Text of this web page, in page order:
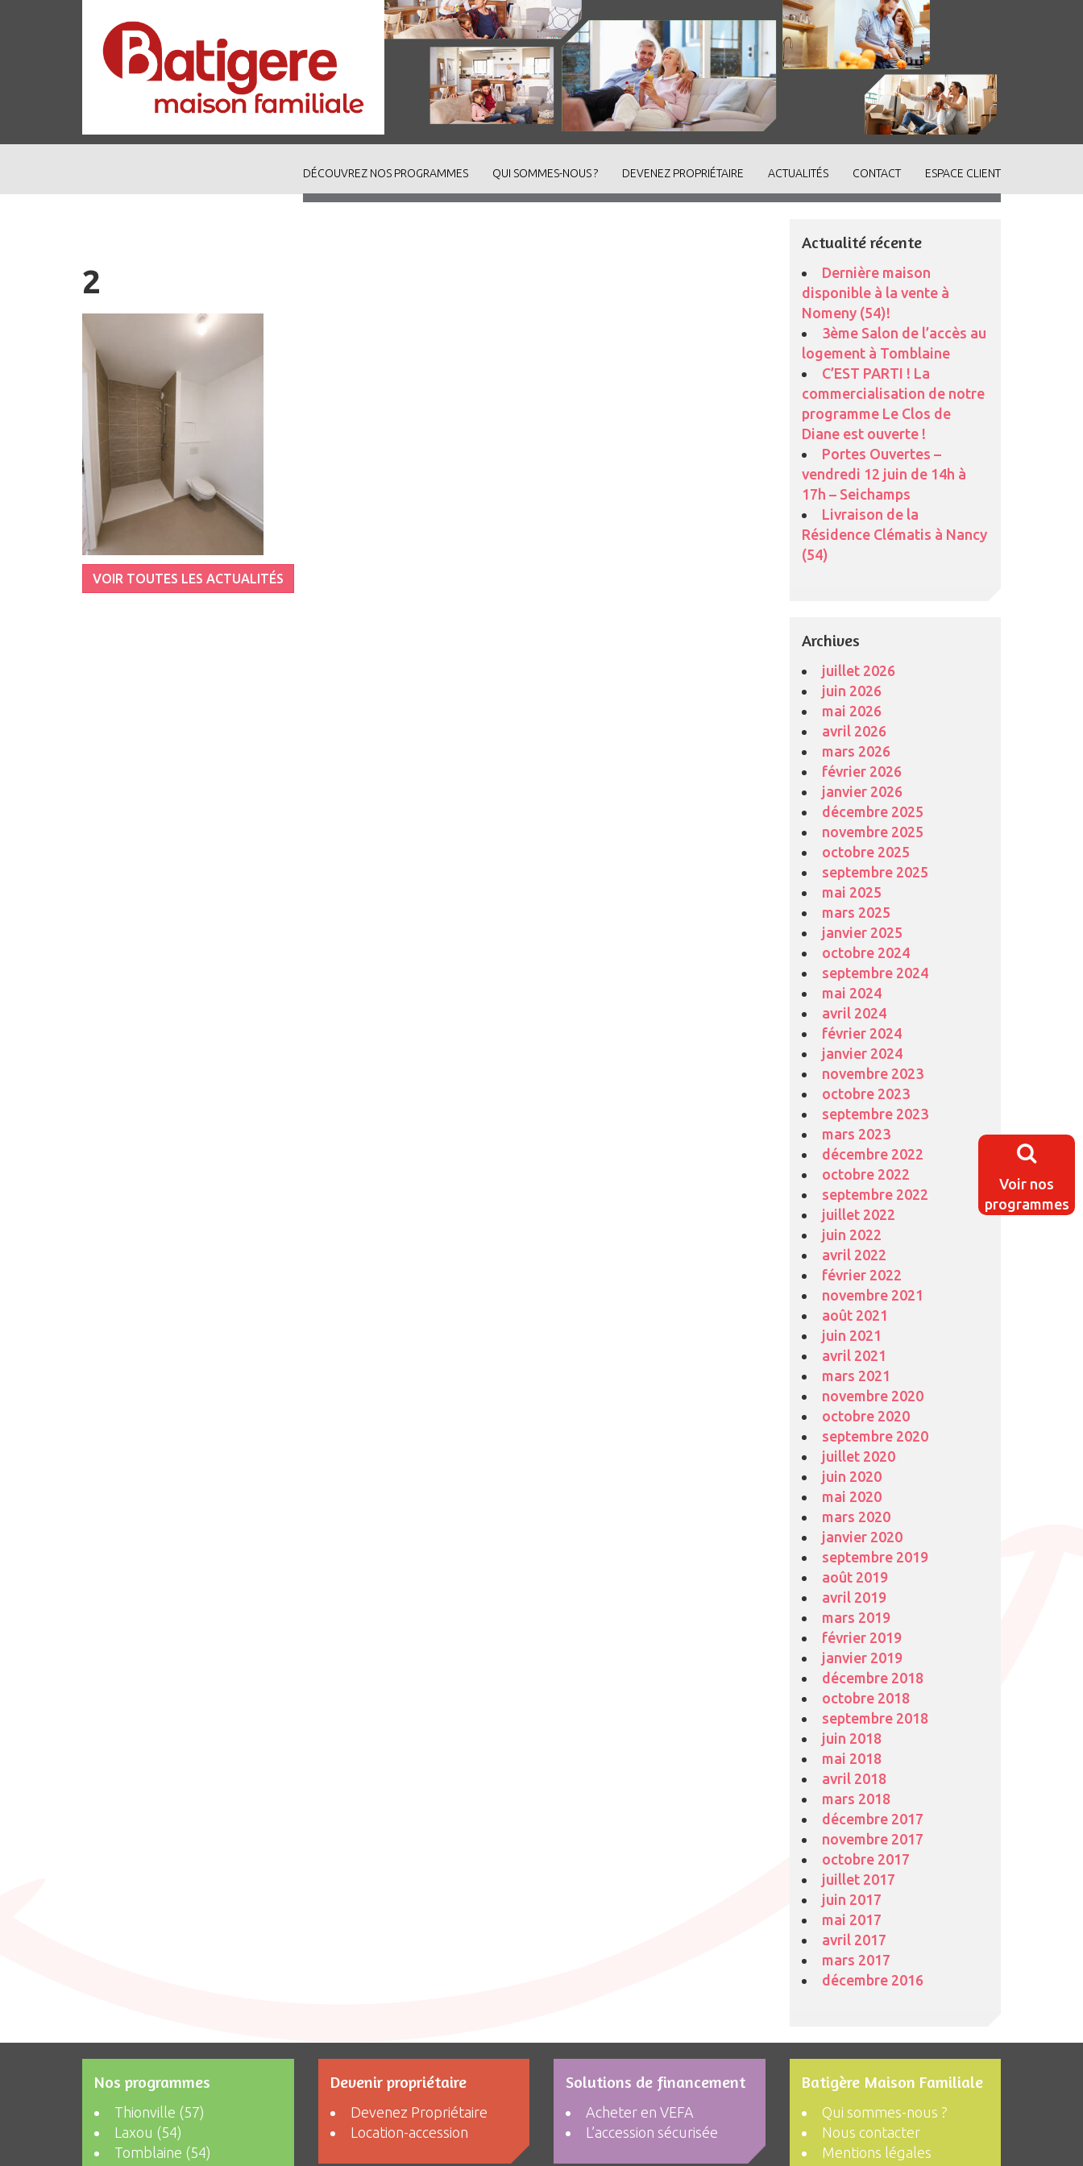
Voir nos
programmes
DÉCOUVREZ NOS PROGRAMMES QUI SOMMES-NOUS ? DEVENEZ PROPRIÉTAIRE ACTUALITÉS CONTACT ESPACE CLIENT
2
VOIR TOUTES LES ACTUALITÉS
Actualité récente
Dernière maison
disponible à la vente à
Nomeny (54)!
3ème Salon de l’accès au
logement à Tomblaine
C’EST PARTI ! La
commercialisation de notre
programme Le Clos de
Diane est ouverte !
Portes Ouvertes –
vendredi 12 juin de 14h à
17h – Seichamps
Livraison de la
Résidence Clématis à Nancy
(54)
Archives
juillet 2026
juin 2026
mai 2026
avril 2026
mars 2026
février 2026
janvier 2026
décembre 2025
novembre 2025
octobre 2025
septembre 2025
mai 2025
mars 2025
janvier 2025
octobre 2024
septembre 2024
mai 2024
avril 2024
février 2024
janvier 2024
novembre 2023
octobre 2023
septembre 2023
mars 2023
décembre 2022
octobre 2022
septembre 2022
juillet 2022
juin 2022
avril 2022
février 2022
novembre 2021
août 2021
juin 2021
avril 2021
mars 2021
novembre 2020
octobre 2020
septembre 2020
juillet 2020
juin 2020
mai 2020
mars 2020
janvier 2020
septembre 2019
août 2019
avril 2019
mars 2019
février 2019
janvier 2019
décembre 2018
octobre 2018
septembre 2018
juin 2018
mai 2018
avril 2018
mars 2018
décembre 2017
novembre 2017
octobre 2017
juillet 2017
juin 2017
mai 2017
avril 2017
mars 2017
décembre 2016
Nos programmes
Thionville (57)
Laxou (54)
Tomblaine (54)
Devenir propriétaire
Devenez Propriétaire
Location-accession
Solutions de financement
Acheter en VEFA
L’accession sécurisée
Batigère Maison Familiale
Qui sommes-nous ?
Nous contacter
Mentions légales